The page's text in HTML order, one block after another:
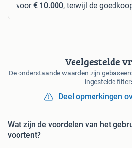
voor€ 10.000, terwijl de
Veelgestelde
De onderstaande waarden zijn
ingestelde
Deel opmerkingen
Wat zijn de voordelen van het
voortent?